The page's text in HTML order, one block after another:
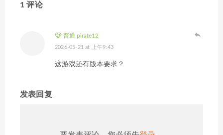
1 评论
普通 pirate12
2026-05-21 at 上午9:43
这游戏还有版本要求？
发表回复